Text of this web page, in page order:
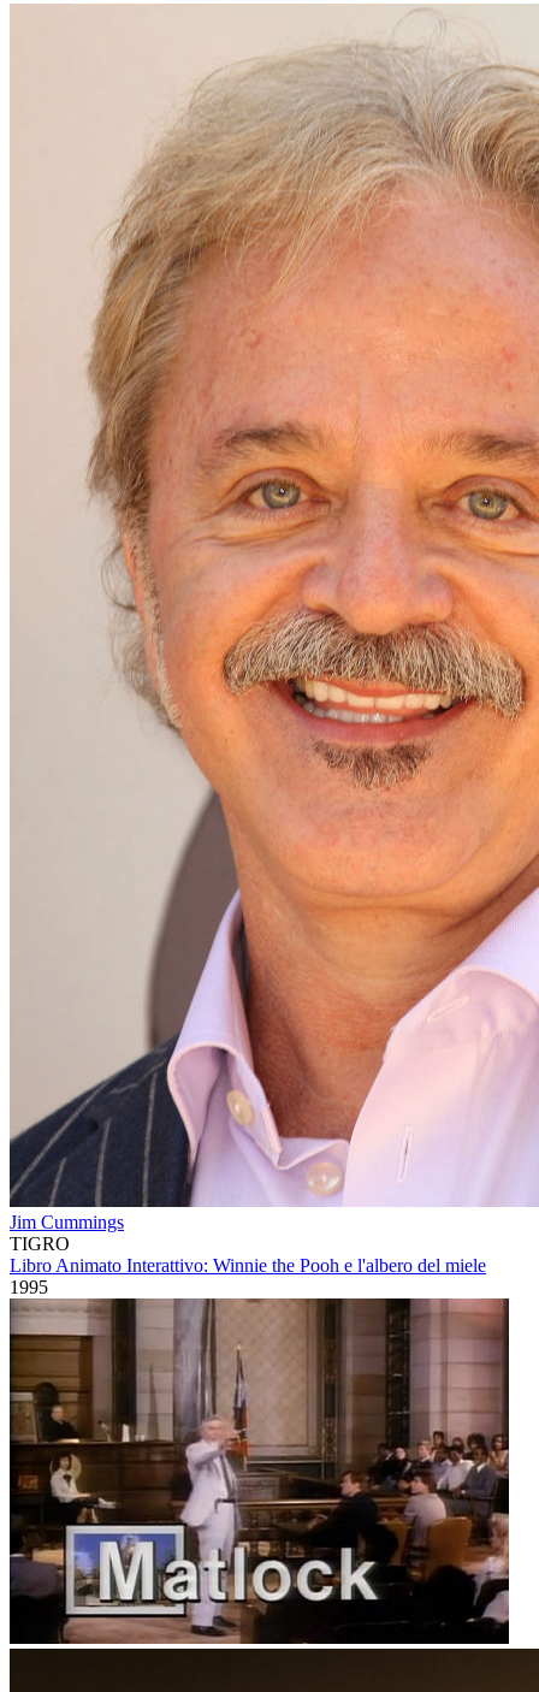
Jim Cummings
TIGRO
Libro Animato Interattivo: Winnie the Pooh e l'albero del miele
1995